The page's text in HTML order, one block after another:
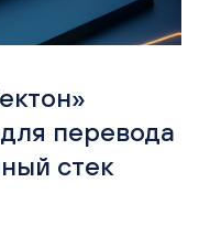
перевода
стек